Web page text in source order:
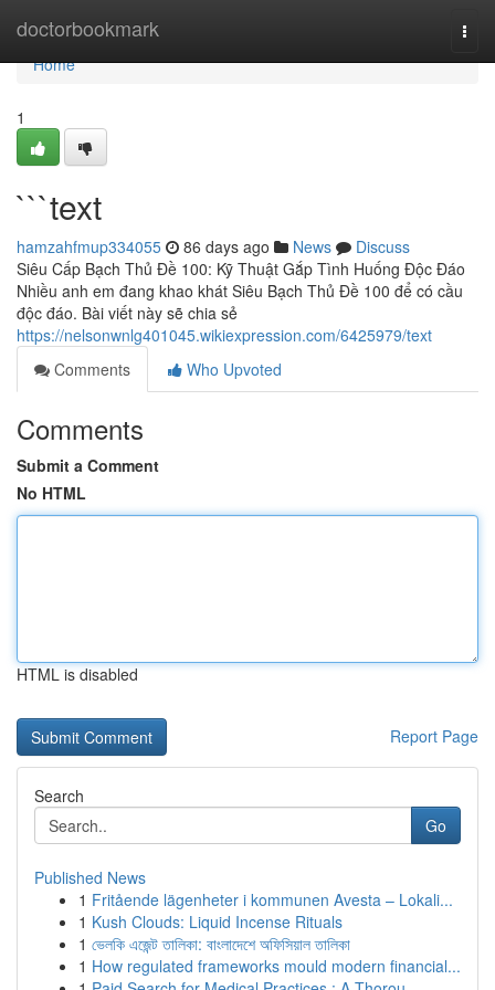
doctorbookmark
Home
Home
1
```text
hamzahfmup334055 86 days ago News
Discuss
Siêu Cấp Bạch Thủ Đề 100: Kỹ Thuật Gắp Tình Huống Độc Đáo
Nhiều anh em đang khao khát Siêu Bạch Thủ Đề 100 để có cầu
độc đáo. Bài viết này sẽ chia sẻ
https://nelsonwnlg401045.wikiexpression.com/6425979/text
Comments
Who Upvoted
Comments
Submit a Comment
No HTML
HTML is disabled
Report Page
Search
Go
Published News
1 Fritående lägenheter i kommunen Avesta – Lokali...
1 Kush Clouds: Liquid Incense Rituals
1 ভেলকি এজেন্ট তালিকা: বাংলাদেশে অফিসিয়াল তালিকা
1 How regulated frameworks mould modern financial...